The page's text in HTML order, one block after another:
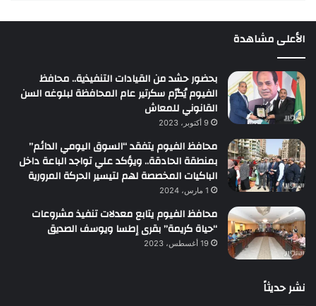
الأعلى مشاهدة
بحضور حشد من القيادات التنفيذية.. محافظ
الفيوم يُكرّم سكرتير عام المحافظة لبلوغه السن
القانوني للمعاش
9 أكتوبر، 2023
محافظ الفيوم يتفقد “السوق اليومي الدائم”
بمنطقة الحادقة.. ويؤكد علي تواجد الباعة داخل
الباكيات المخصصة لهم لتيسير الحركة المرورية
1 مارس، 2024
محافظ الفيوم يتابع معدلات تنفيذ مشروعات
“حياة كريمة” بقرى إطسا ويوسف الصديق
19 أغسطس، 2023
نشر حديثاً